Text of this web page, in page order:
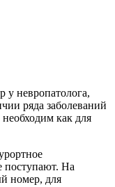
у невропатолога,
ряда заболеваний
как для
поступают. На
номер, для